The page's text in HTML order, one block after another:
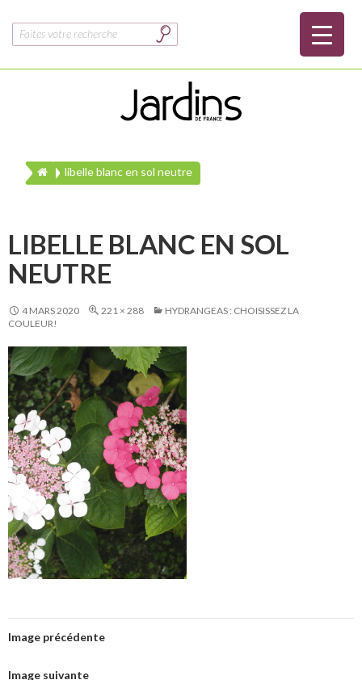
Rechercher :
libelle blanc en sol neutre
LIBELLE BLANC EN SOL
NEUTRE
4 MARS 2020 221 × 288
HYDRANGEAS : CHOISISSEZ LA
COULEUR!
Image précédente
Image suivante